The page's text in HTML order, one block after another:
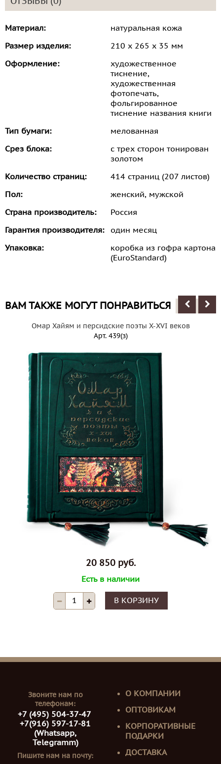
Материал:
натуральная кожа
Размер изделия:
210 х 265 х 35 мм
Оформление:
художественное
тиснение,
художественная
фотопечать,
фольгированное
тиснение названия книги
Тип бумаги:
мелованная
Срез блока:
с трех сторон тонирован
золотом
Количество страниц:
414 страниц (207 листов)
Пол:
женский, мужской
Страна производитель:
Россия
Гарантия производителя:
один месяц
Упаковка:
коробка из гофра картона
(EuroStandard)
ВАМ ТАКЖЕ МОГУТ ПОНРАВИТЬСЯ
Омар Хайям и персидские поэты X-XVI веков
Арт.439(з)
20 850 руб.
Есть в наличии
В КОРЗИНУ
Звоните нам по
телефонам:
+7 (495) 504-37-47
+7(916) 597-17-81
(Whatsapp,
Telegramm)
Пишите нам на почту:
О КОМПАНИИ
ОПТОВИКАМ
КОРПОРАТИВНЫЕ
ПОДАРКИ
ДОСТАВКА